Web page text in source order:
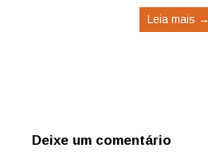
Leia mais →
Deixe um comentário